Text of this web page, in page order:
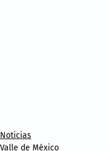
Noticias
Valle de México